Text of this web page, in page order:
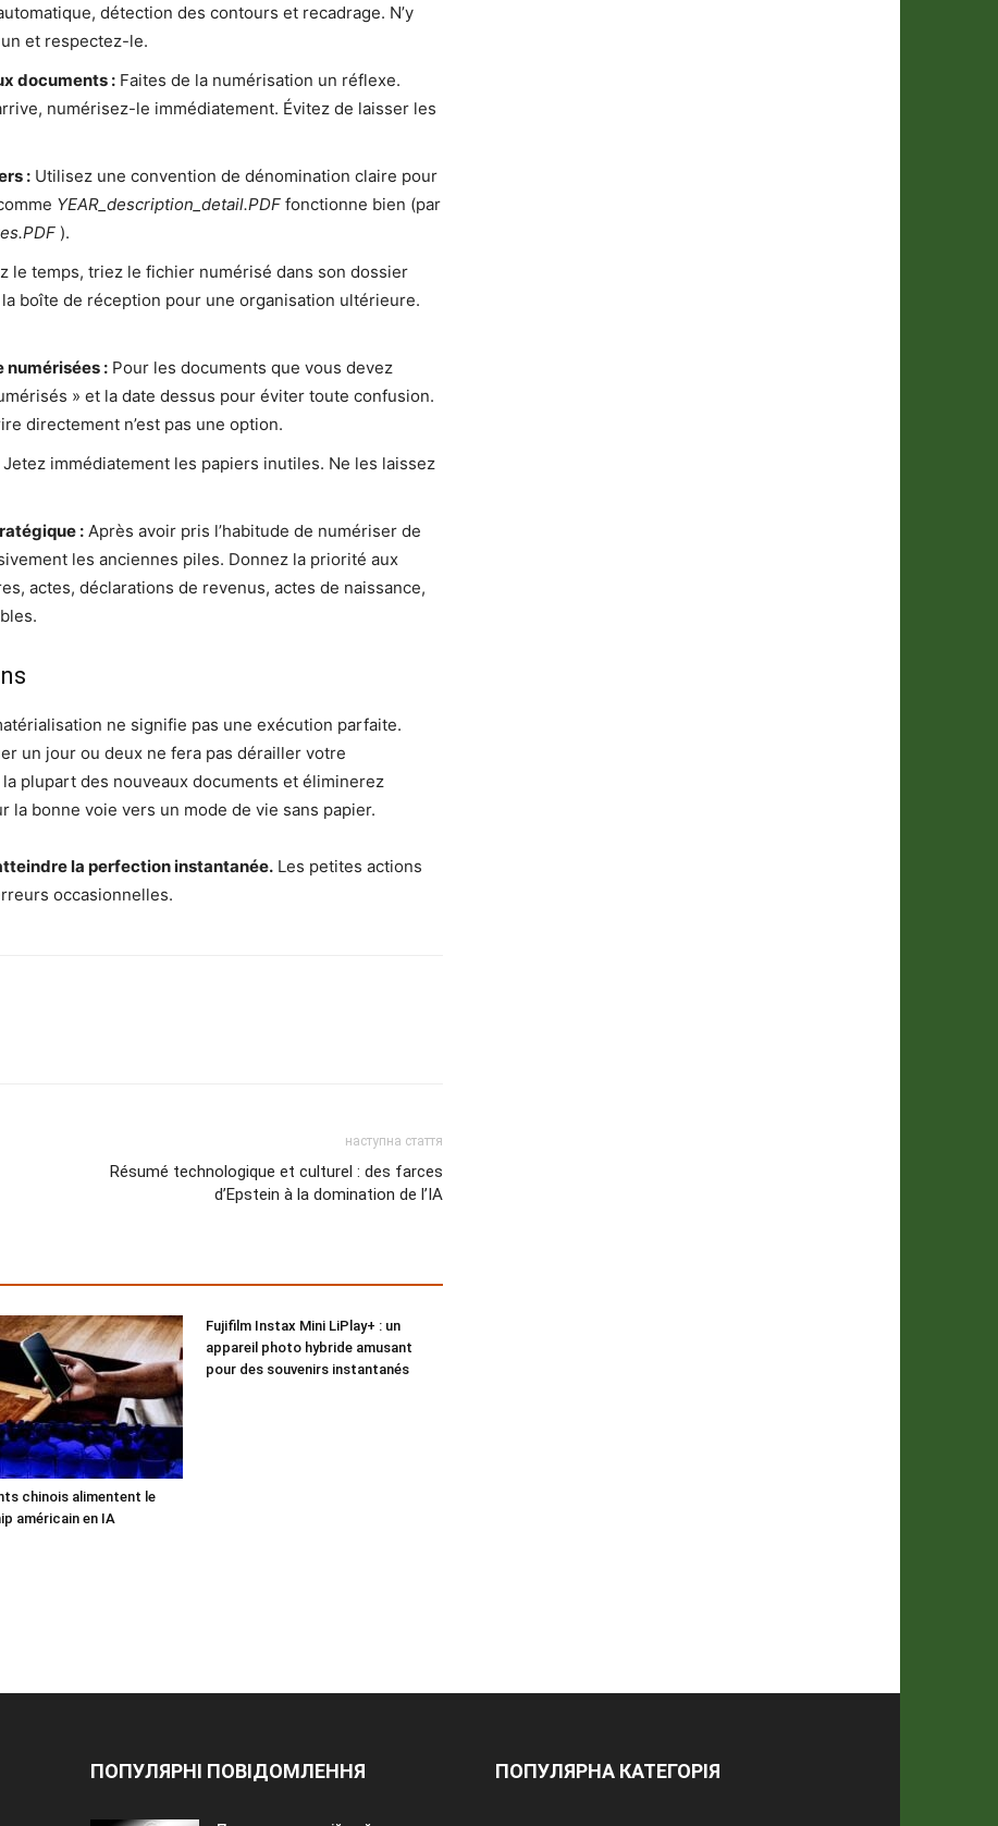
détection des contours et recadrage. N’y
et respectez-le.
documents : Faites de la numérisation un réflexe.
numérisez-le immédiatement. Évitez de laisser les
: Utilisez une convention de dénomination claire pour
YEAR_description_detail.PDF fonctionne bien (par
).
le temps, triez le fichier numérisé dans son dossier
boîte de réception pour une organisation ultérieure.
numérisées : Pour les documents que vous devez
» et la date dessus pour éviter toute confusion.
directement n’est pas une option.
Jetez immédiatement les papiers inutiles. Ne les laissez
: Après avoir pris l’habitude de numériser de
les anciennes piles. Donnez la priorité aux
actes, déclarations de revenus, actes de naissance,
ne signifie pas une exécution parfaite.
un jour ou deux ne fera pas dérailler votre
plupart des nouveaux documents et éliminerez
bonne voie vers un mode de vie sans papier.
la perfection instantanée. Les petites actions
occasionnelles.
наступна стаття
Résumé technologique et culturel : des farces
d’Epstein à la domination de l’IA
chinois alimentent le
américain en IA
Fujifilm Instax Mini LiPlay+ : un
appareil photo hybride amusant
pour des souvenirs instantanés
ПОПУЛЯРНІ ПОВІДОМЛЕННЯ ПОПУЛЯРНА КАТЕГОРІЯ